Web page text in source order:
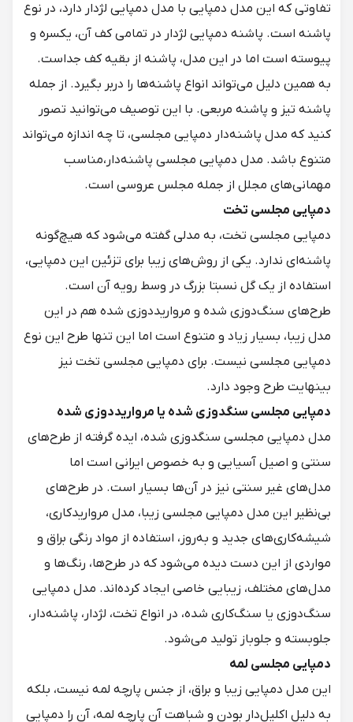
تفاوتی که این مدل دمپایی با مدل دمپایی لژدار دارد، در نوع
پاشنه است. پاشنه دمپایی لژدار در تمامی کف آن، یکسره و
پیوسته است اما در این مدل، پاشنه از بقیه کف جداست.
به همین دلیل می‌تواند انواع پاشنه‌ها را دربر بگیرد. از جمله
پاشنه تیز و پاشنه مربعی. با این توصیف می‌توانید تصور
کنید که مدل پاشنه‌دار دمپایی مجلسی، تا چه اندازه می‌تواند
متنوع باشد. مدل دمپایی مجلسی پاشنه‌دار،مناسب
مهمانی‌های مجلل از جمله مجلس عروسی است.
دمپایی مجلسی تخت
دمپایی مجلسی تخت، به مدلی گفته می‌شود که هیچ‌گونه
پاشنه‌ای ندارد. یکی از روش‌های زیبا برای تزئین این دمپایی،
استفاده از یک گل نسبتا بزرگ در وسط رویه آن است.
طرح‌های سنگ‌دوزی شده و مرواریددوزی شده هم در این
مدل زیبا، بسیار زیاد و متنوع است اما این تنها طرح این نوع
دمپایی مجلسی نیست. برای دمپایی مجلسی تخت نیز
بینهایت طرح وجود دارد.
دمپایی مجلسی سنگدوزی شده یا مرواریددوزی شده
مدل دمپایی مجلسی سنگدوزی شده، ایده گرفته از طرح‌های
سنتی و اصیل آسیایی و به خصوص ایرانی است اما
مدل‌های غیر سنتی نیز در آن‌ها بسیار است. در طرح‌های
بی‌نظیر این مدل دمپایی مجلسی زیبا، مدل مرواریدکاری،
شیشه‌کاری‌های جدید و به‌روز، استفاده از مواد رنگی براق و
مواردی از این دست دیده می‌شود که در طرح‌ها، رنگ‌ها و
مدل‌های مختلف، زیبایی خاصی ایجاد کرده‌اند. مدل دمپایی
سنگ‌دوزی یا سنگ‌کاری شده، در انواع تخت، لژدار، پاشنه‌دار،
جلوبسته و جلوباز تولید می‌شود.
دمپایی مجلسی لمه
این مدل دمپایی زیبا و براق، از جنس پارچه لمه نیست، بلکه
به دلیل اکلیل‌دار بودن و شباهت آن پارچه لمه، آن را دمپایی